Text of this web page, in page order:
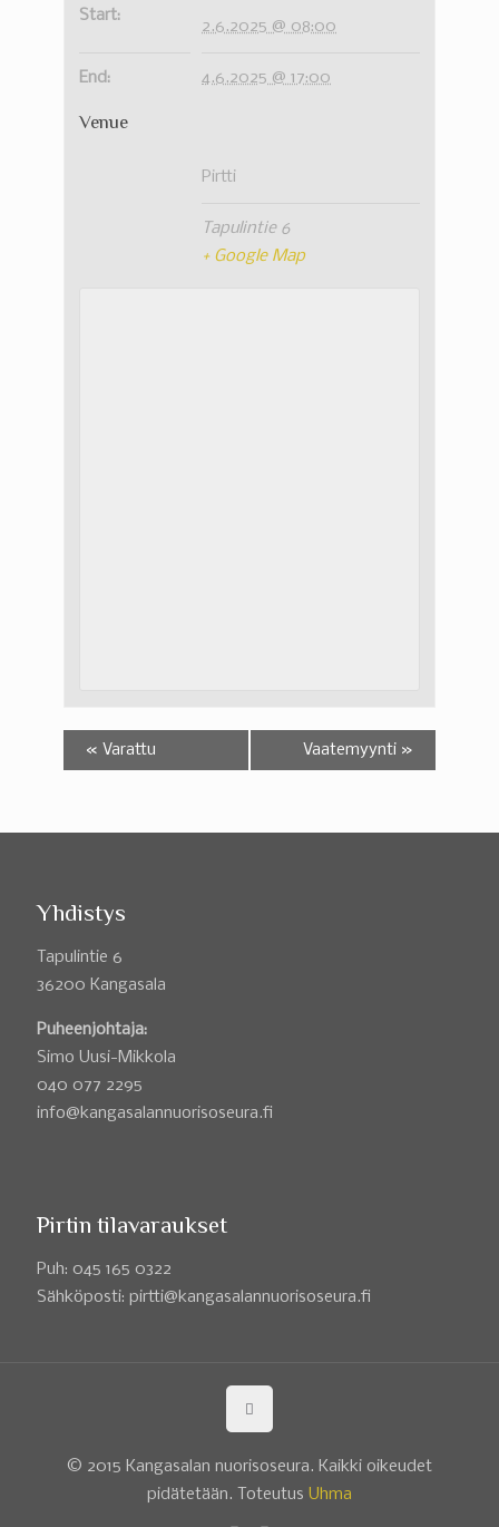
Start:
2.6.2025 @ 08:00
End: 4.6.2025 @ 17:00
Venue
Pirtti
Tapulintie 6
+ Google Map
« Varattu Vaatemyynti »
Yhdistys
Tapulintie 6
36200 Kangasala
Puheenjohtaja:
Simo Uusi-Mikkola
040 077 2295
info@kangasalannuorisoseura.fi
Pirtin tilavaraukset
Puh: 045 165 0322
Sähköposti: pirtti@kangasalannuorisoseura.fi
© 2015 Kangasalan nuorisoseura. Kaikki oikeudet
pidätetään. Toteutus Uhma